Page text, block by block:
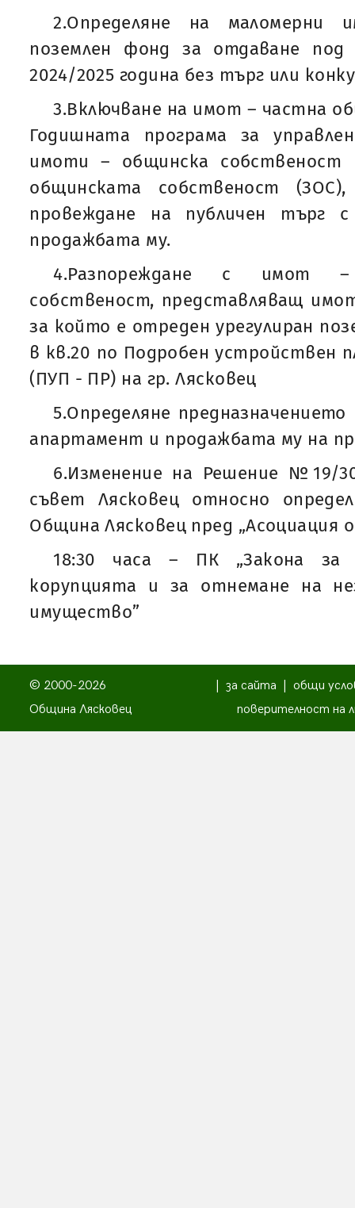
2.Определяне на маломерни
поземлен фонд за отдаване под
2024/2025 година без търг или
3.Включване на имот – частна
Годишната програма за
имоти – общинска собственост
общинската собственост
провеждане на публичен търг
продажбата му.
4.Разпореждане с имот
собственост, представляващ
за който е отреден урегулиран
в кв.20 по Подробен устройствен
(ПУП - ПР) на гр. Лясковец
5.Определяне
апартамент и продажбата му на
6.Изменение на Решение №19/
съвет Лясковец относно
Община Лясковец пред „Асоциация
18:30 часа – ПК „Закона за
корупцията и за отнемане на
имущество”
© 2000-2026
Община Лясковец
за сайта
общи
поверителност на